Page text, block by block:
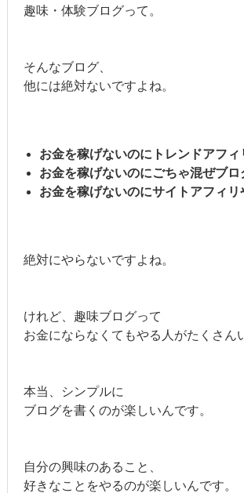
趣味・体験ブログって。
そんなブログ、
他には絶対ないですよね。
お金を稼げないのにトレンドアフィ
お金を稼げないのにごちゃ混ぜブロ
お金を稼げないのにサイトアフィリ
絶対にやらないですよね。
けれど、趣味ブログって
お金にならなくてもやる人がたくさん
本当、シンプルに
ブログを書くのが楽しいんです。
自分の興味のあること、
好きなことをやるのが楽しいんです。